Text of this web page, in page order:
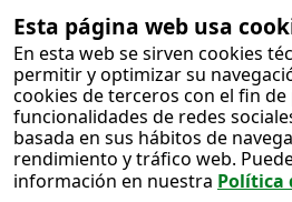
Esta página web usa
En esta web se sirven cookies
permitir y optimizar su
cookies de terceros con el fin
funcionalidades de redes
basada en sus hábitos de
rendimiento y tráfico web.
información en nuestra Política